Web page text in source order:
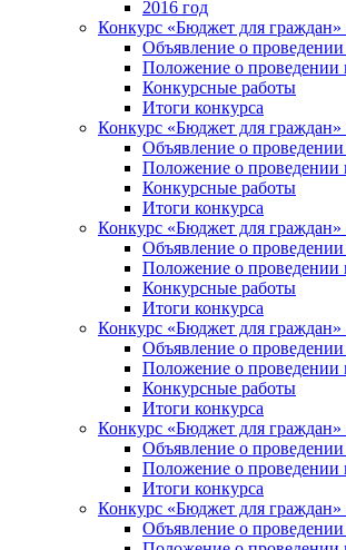
2016 год
Конкурс «Бюджет для граждан»
Объявление о проведении
Положение о проведении
Конкурсные работы
Итоги конкурса
Конкурс «Бюджет для граждан»
Объявление о проведении
Положение о проведении
Конкурсные работы
Итоги конкурса
Конкурс «Бюджет для граждан»
Объявление о проведении
Положение о проведении
Конкурсные работы
Итоги конкурса
Конкурс «Бюджет для граждан»
Объявление о проведении
Положение о проведении
Конкурсные работы
Итоги конкурса
Конкурс «Бюджет для граждан»
Объявление о проведении
Положение о проведении
Итоги конкурса
Конкурс «Бюджет для граждан»
Объявление о проведении